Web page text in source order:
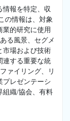
情報を特定、収
の情報は、対象
業的研究に使用
る風景、セグメ
市場および技術
連する重要な統
ァイリング、リ
プレゼンテーシ
組織/協会、有料